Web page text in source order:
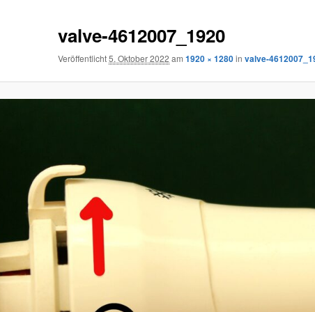
valve-4612007_1920
Veröffentlicht5. Oktober 2022 am1920 × 1280invalve-